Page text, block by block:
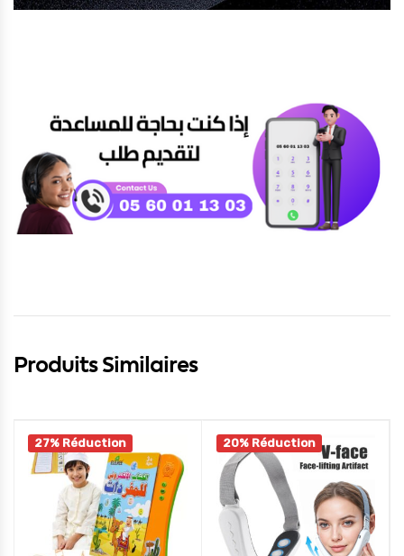
Produits Similaires
27% Réduction 20% Réduction